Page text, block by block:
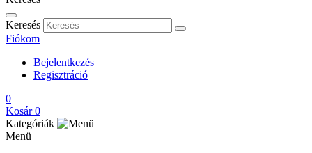
Keresés
Fiókom
Bejelentkezés
Regisztráció
0
Kosár 0
Kategóriák
Menü